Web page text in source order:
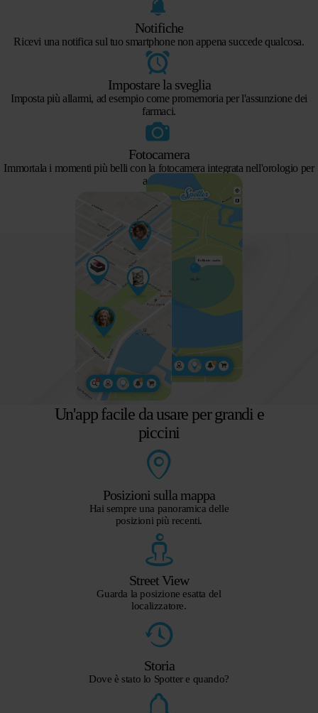
Notifiche
Ricevi una notifica sul tuo smartphone non appena succede qualcosa.
Impostare la sveglia
Imposta più allarmi, ad esempio come promemoria per l'assunzione dei
farmaci.
Fotocamera
Immortala i momenti più belli con la fotocamera integrata nell'orologio per
anziani.
Un'app facile da usare per grandi e
piccini
Posizioni sulla mappa
Hai sempre una panoramica delle
posizioni più recenti.
Street View
Guarda la posizione esatta del
localizzatore.
Storia
Dove è stato lo Spotter e quando?